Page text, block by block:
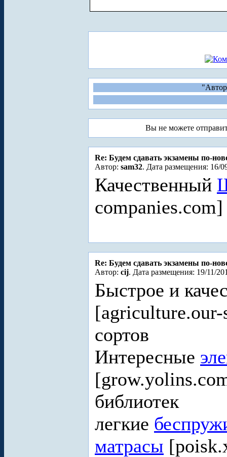
Вы не можете
Re: Будем сдавать экзамены по-
Автор: sam32. Дата размещения: 16/
Качественный
Re: Будем сдавать экзамены по-
Автор: cij. Дата размещения: 19/11/
Быстрое и
сортов
Интересные
библиотек
легкие
матрасы